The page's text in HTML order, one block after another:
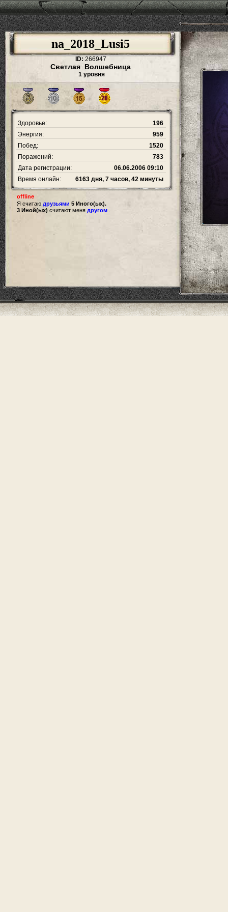
na_2018_Lusi5
ID: 266947
Светлая Волшебница
1 уровня
Здоровье:
196
Энергия:
959
Побед:
1520
Поражений:
783
Дата регистрации:
06.06.2006 09:10
Время онлайн:
6163 дня, 7 часов, 42 минуты
offline
Я считаю друзьями 5 Иного(ых).
3 Иной(ых) считают меня другом